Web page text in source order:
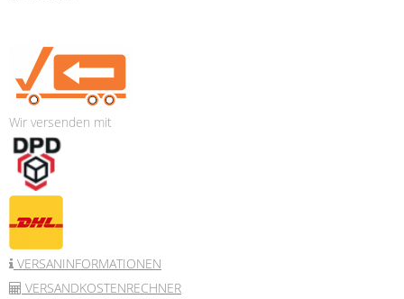
Wir versenden mit
VERSANINFORMATIONEN
VERSANDKOSTENRECHNER